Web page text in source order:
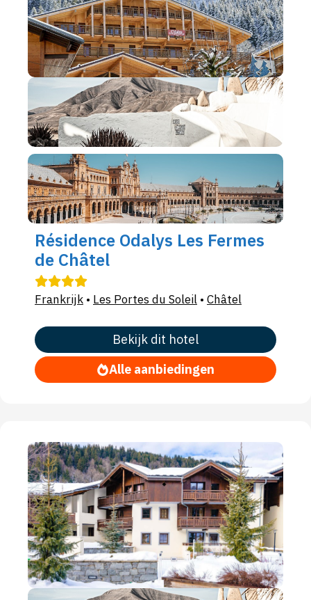
Résidence Odalys Les Fermes
de Châtel
Frankrijk • Les Portes du Soleil • Châtel
Bekijk dit hotel
Alle aanbiedingen